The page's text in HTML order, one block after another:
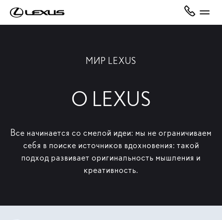
МИР LEXUS
О LEXUS
Все начинается со смелой идеи: мы не ограничиваем
себя в поиске источников вдохновения: такой
подход развивает оригинальность мышления и
креативность.